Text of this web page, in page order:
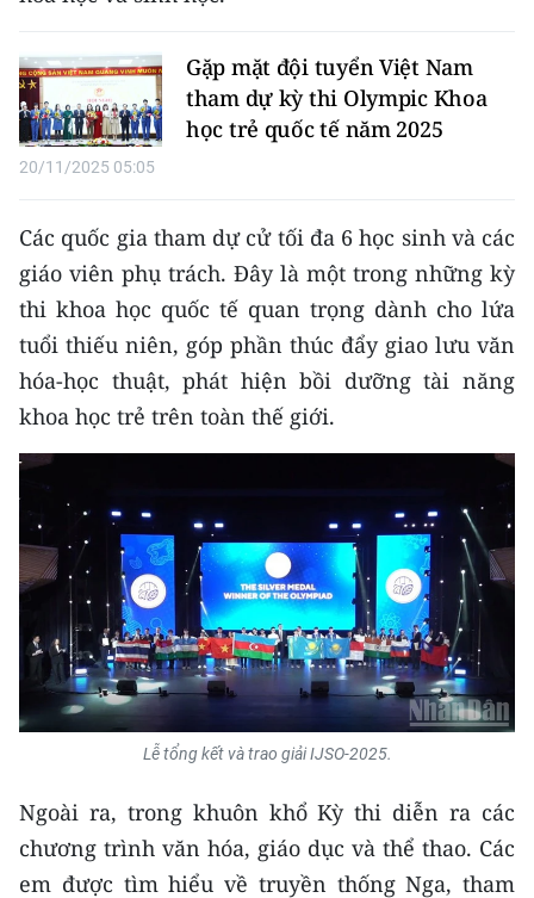
Media Giáo dục
Media Y tế
Media Khoa học - Công nghệ
Ảnh
Infographic
TIN MỚI
Trung du và miền núi phía Bắc
Đồng bằng sông Hồng
Bắc Trung Bộ
Duyên hải Nam Trung Bộ và Tây
Nguyên
Đông Nam Bộ
Chuyên trang Hà Nội
Gặp mặt đội tuyển Việt Nam
tham dự kỳ thi Olympic Khoa
học trẻ quốc tế năm 2025
20/11/2025 05:05
Các quốc gia tham dự cử tối đa 6 học sinh và các
giáo viên phụ trách. Đây là một trong những kỳ
thi khoa học quốc tế quan trọng dành cho lứa
tuổi thiếu niên, góp phần thúc đẩy giao lưu văn
hóa-học thuật, phát hiện bồi dưỡng tài năng
khoa học trẻ trên toàn thế giới.
Lễ tổng kết và trao giải IJSO-2025.
Ngoài ra, trong khuôn khổ Kỳ thi diễn ra các
chương trình văn hóa, giáo dục và thể thao. Các
em được tìm hiểu về truyền thống Nga, tham